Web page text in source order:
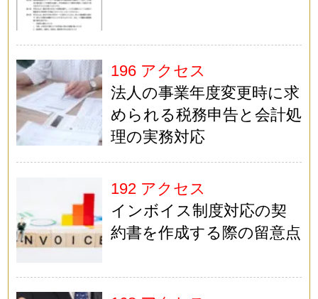
196 アクセス
法人の事業年度変更時に求
められる税務申告と会計処
理の実務対応
192 アクセス
インボイス制度対応の契
約書を作成する際の留意点